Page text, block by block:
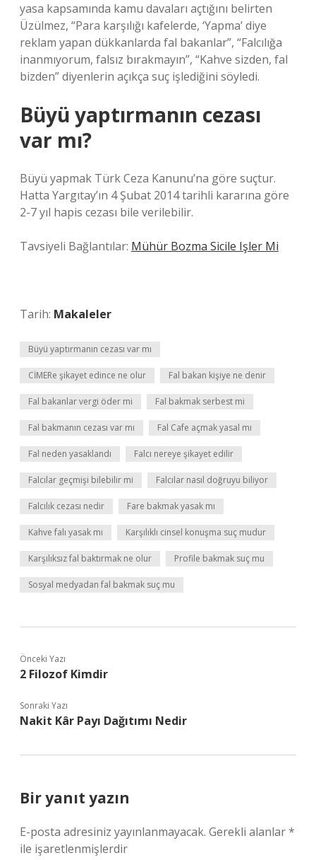
yasa kapsamında kamu davaları açtığını belirten
Üzülmez, “Para karşılığı kafelerde, ‘Yapma’ diye
reklam yapan dükkanlarda fal bakanlar”, “Falcılığa
inanmıyorum, falsız bırakmayın”, “Kahve sizden, fal
bizden” diyenlerin açıkça suç işlediğini söyledi.
Büyü yaptırmanın cezası
var mı?
Büyü yapmak Türk Ceza Kanunu’na göre suçtur.
Hatta Yargıtay’ın 4 Şubat 2014 tarihli kararına göre
2-7 yıl hapis cezası bile verilebilir.
Tavsiyeli Bağlantılar: Mühür Bozma Sicile Işler Mi
Tarih: Makaleler
Büyü yaptırmanın cezası var mı
CİMERe şikayet edince ne olur Fal bakan kişiye ne denir
Fal bakanlar vergi öder mi Fal bakmak serbest mi
Fal bakmanın cezası var mı Fal Cafe açmak yasal mı
Fal neden yasaklandı Falcı nereye şikayet edilir
Falcılar geçmişi bilebilir mi Falcılar nasıl doğruyu biliyor
Falcılık cezası nedir Fare bakmak yasak mı
Kahve falı yasak mı Karşılıklı cinsel konuşma suç mudur
Karşılıksız fal baktırmak ne olur Profile bakmak suç mu
Sosyal medyadan fal bakmak suç mu
Önceki Yazı
2 Filozof Kimdir
Sonraki Yazı
Nakit Kâr Payı Dağıtımı Nedir
Bir yanıt yazın
E-posta adresiniz yayınlanmayacak. Gerekli alanlar*
ile işaretlenmişlerdir